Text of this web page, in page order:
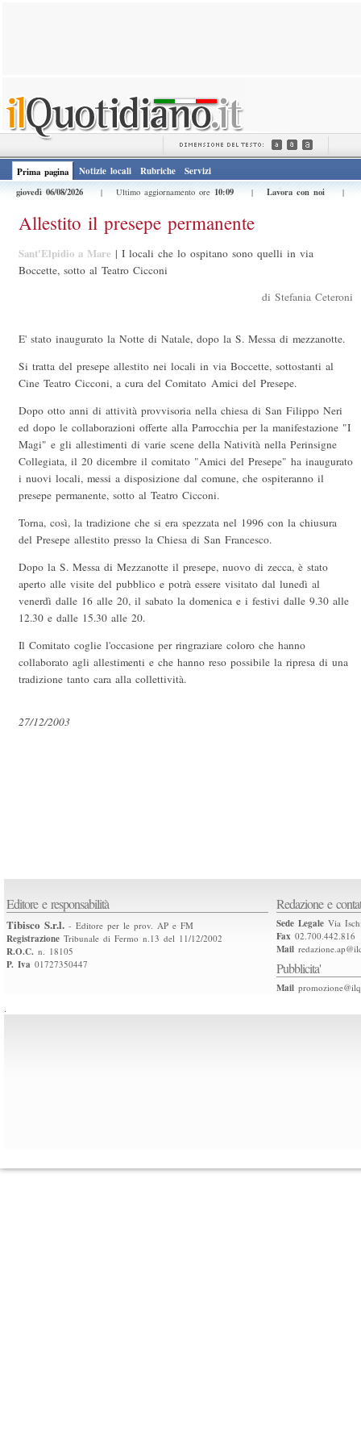
Prima pagina Notizie locali Rubriche
Servizi
giovedì 06/08/2026
| Ultimo aggiornamento ore 10:09 | Lavora con noi |
Allestito il presepe permanente
Sant'Elpidio a Mare | I locali che lo ospitano sono quelli in via
Boccette, sotto al Teatro Cicconi
di Stefania Ceteroni
E' stato inaugurato la Notte di Natale, dopo la S. Messa di mezzanotte.
Si tratta del presepe allestito nei locali in via Boccette, sottostanti al
Cine Teatro Cicconi, a cura del Comitato Amici del Presepe.
Dopo otto anni di attività provvisoria nella chiesa di San Filippo Neri
ed dopo le collaborazioni offerte alla Parrocchia per la manifestazione "I
Magi" e gli allestimenti di varie scene della Natività nella Perinsigne
Collegiata, il 20 dicembre il comitato "Amici del Presepe" ha inaugurato
i nuovi locali, messi a disposizione dal comune, che ospiteranno il
presepe permanente, sotto al Teatro Cicconi.
Torna, così, la tradizione che si era spezzata nel 1996 con la chiusura
del Presepe allestito presso la Chiesa di San Francesco.
Dopo la S. Messa di Mezzanotte il presepe, nuovo di zecca, è stato
aperto alle visite del pubblico e potrà essere visitato dal lunedì al
venerdì dalle 16 alle 20, il sabato la domenica e i festivi dalle 9.30 alle
12.30 e dalle 15.30 alle 20.
Il Comitato coglie l'occasione per ringraziare coloro che hanno
collaborato agli allestimenti e che hanno reso possibile la ripresa di una
tradizione tanto cara alla collettività.
27/12/2003
Editore e responsabilità
Tibisco S.r.l. - Editore per le prov. AP e FM
Registrazione Tribunale di Fermo n.13 del 11/12/2002
R.O.C. n. 18105
P. Iva 01727350447
Redazione e
Sede Legale Via
Fax 02.700.442.816
Mail
Pubblicita'
Mail
.